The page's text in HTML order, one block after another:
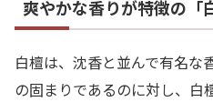
爽やかな香りが特徴の「
白檀は、沈香と並んで有名な
の固まりであるのに対し、白